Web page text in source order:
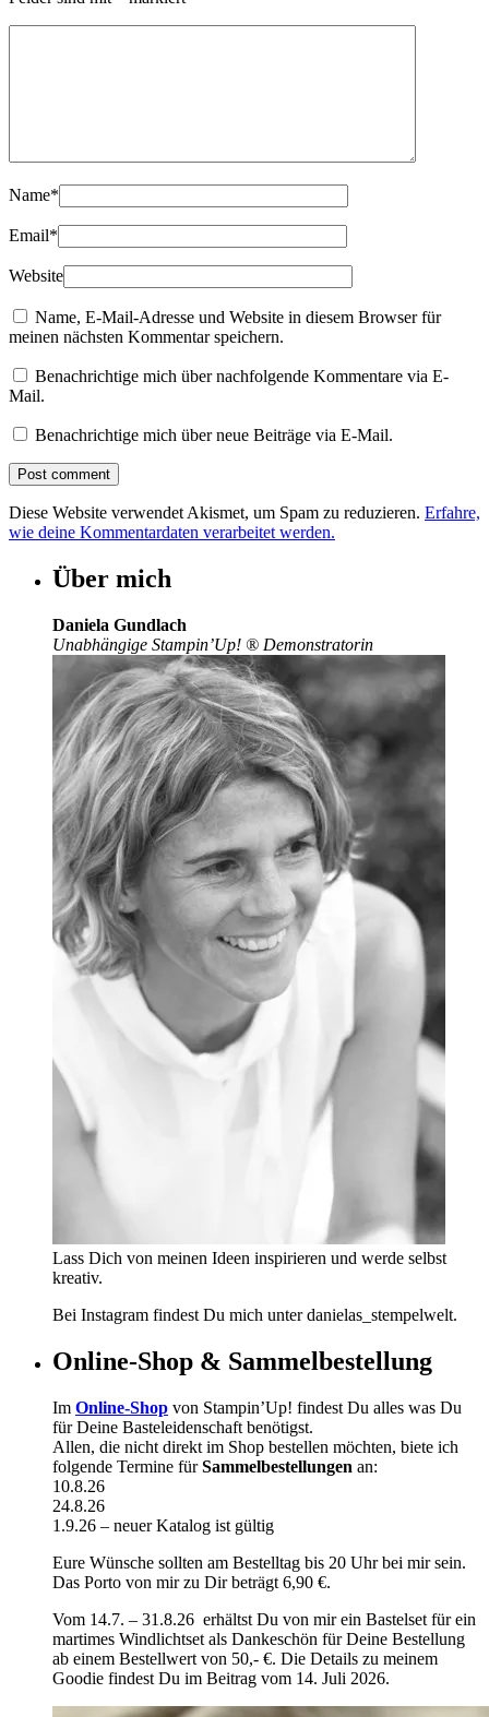
Name*
Email*
Website
Name, E-Mail-Adresse und Website in diesem Browser für
meinen nächsten Kommentar speichern.
Benachrichtige mich über nachfolgende Kommentare via E-
Mail.
Benachrichtige mich über neue Beiträge via E-Mail.
Diese Website verwendet Akismet, um Spam zu reduzieren. Erfahre,
wie deine Kommentardaten verarbeitet werden.
Über mich
Daniela Gundlach
Unabhängige Stampin’Up! ® Demonstratorin
Lass Dich von meinen Ideen inspirieren und werde selbst
kreativ.
Bei Instagram findest Du mich unter danielas_stempelwelt.
Online-Shop & Sammelbestellung
Im Online-Shop von Stampin’Up! findest Du alles was Du
für Deine Basteleidenschaft benötigst.
Allen, die nicht direkt im Shop bestellen möchten, biete ich
folgende Termine fürSammelbestellungen an:
10.8.26
24.8.26
1.9.26 – neuer Katalog ist gültig
Eure Wünsche sollten am Bestelltag bis 20 Uhr bei mir sein.
Das Porto von mir zu Dir beträgt 6,90 €.
Vom 14.7. – 31.8.26 erhältst Du von mir ein Bastelset für ein
martimes Windlichtset als Dankeschön für Deine Bestellung
ab einem Bestellwert von 50,- €. Die Details zu meinem
Goodie findest Du im Beitrag vom 14. Juli 2026.